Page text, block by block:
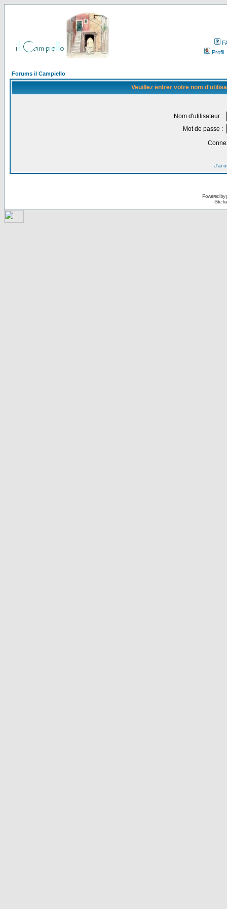
Profil
Forums il Campiello
Veuillez entrer votre nom
Nom d'utilisateur :
Mot de passe :
J'ai
Powered by
Site